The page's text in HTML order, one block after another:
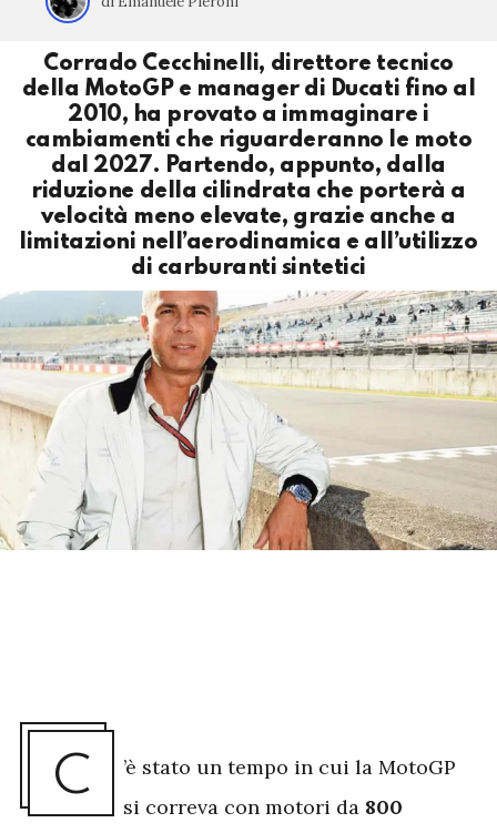
Corrado Cecchinelli, direttore tecnico
della MotoGP e manager di Ducati fino al
2010, ha provato a immaginare i
cambiamenti che riguarderanno le moto
dal 2027. Partendo, appunto, dalla
riduzione della cilindrata che porterà a
velocità meno elevate, grazie anche a
limitazioni nell’aerodinamica e all’utilizzo
di carburanti sintetici
C
’è stato un tempo in cui la MotoGP
si correva con motori da 800